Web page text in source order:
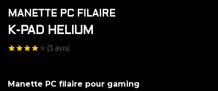
MANETTE PC FILAIRE
K-PAD HELIUM
(3 avis)
Manette PC filaire pour gaming